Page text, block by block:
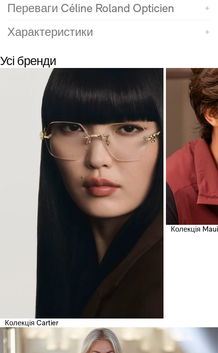
Переваги Céline Roland Opticien
Характеристики
Усі бренди
Колекція Cartier
Колекція